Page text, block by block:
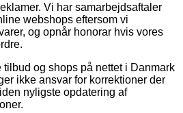
Vi har samarbejdsaftaler
webshops eftersom vi
og opnår honorar hvis vores
og shops på nettet i Danmark
ikke ansvar for korrektioner der
nyligste opdatering af